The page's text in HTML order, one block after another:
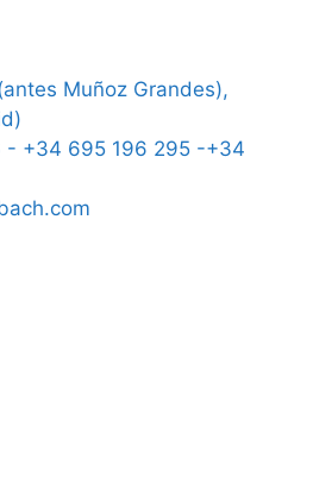
Muñoz Grandes),
- +34 695 196 295 -+34